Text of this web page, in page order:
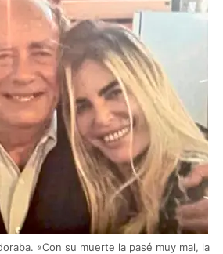
«Con su muerte la pasé muy mal, la